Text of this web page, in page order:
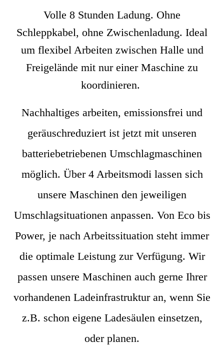
Volle 8 Stunden Ladung. Ohne
Schleppkabel, ohne Zwischenladung. Ideal
um flexibel Arbeiten zwischen Halle und
Freigelände mit nur einer Maschine zu
koordinieren.
Nachhaltiges arbeiten, emissionsfrei und
geräuschreduziert ist jetzt mit unseren
batteriebetriebenen Umschlagmaschinen
möglich. Über 4 Arbeitsmodi lassen sich
unsere Maschinen den jeweiligen
Umschlagsituationen anpassen. Von Eco bis
Power, je nach Arbeitssituation steht immer
die optimale Leistung zur Verfügung. Wir
passen unsere Maschinen auch gerne Ihrer
vorhandenen Ladeinfrastruktur an, wenn Sie
z.B. schon eigene Ladesäulen einsetzen,
oder planen.